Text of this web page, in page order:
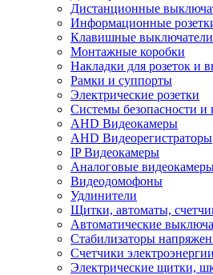
Дистанционные
Информационные
Клавишные выключатели
Монтажные коробки
Накладки для розеток и
Рамки и суппорты
Электрические розетки
Системы безопасности и
AHD Видеокамеры
AHD Видеорегистраторы
IP Видеокамеры
Аналоговые
Видеодомофоны
Удлинители
Щитки, автоматы,
Автоматические
Стабилизаторы
Счетчики электроэнергии
Электрические щитки,